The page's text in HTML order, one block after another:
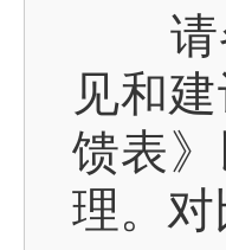
请各
见和
馈表
理。